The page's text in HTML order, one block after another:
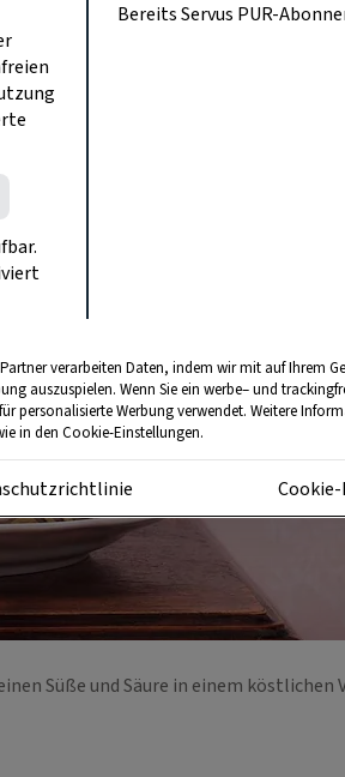
Süße und Säure in einem
Bereits Servus PUR-
verarbeiten Daten, indem wir mit auf Ihrem
auszuspielen. Wenn Sie ein werbe– und
personalisierte Werbung verwendet. Weitere
in den Cookie-Einstellungen.